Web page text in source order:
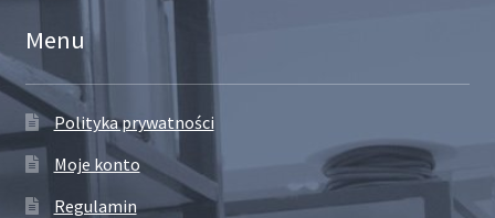
Menu
Polityka prywatności
Moje konto
Regulamin